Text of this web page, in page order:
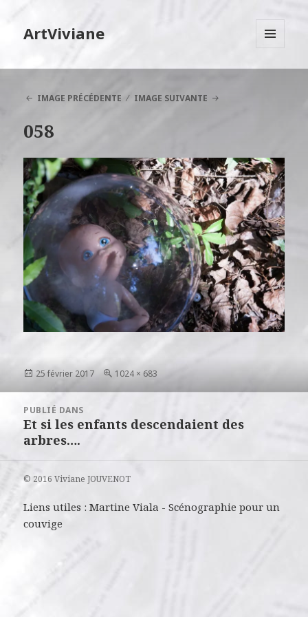
ArtViviane
IMAGE PRÉCÉDENTE
IMAGE SUIVANTE
058
Publié
25 février 2017
Taille
1024 × 683
l’article
PUBLIÉ DANS
Et si les enfants descendaient des
arbres….
© 2016 Viviane JOUVENOT
Liens utiles :Martine Viala -Scénographie pour un
couvige